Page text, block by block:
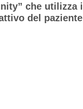
che utilizza il
del paziente